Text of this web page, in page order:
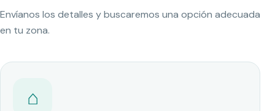
Envíanos los detalles y buscaremos una opción adecuada
en tu zona.
⌂